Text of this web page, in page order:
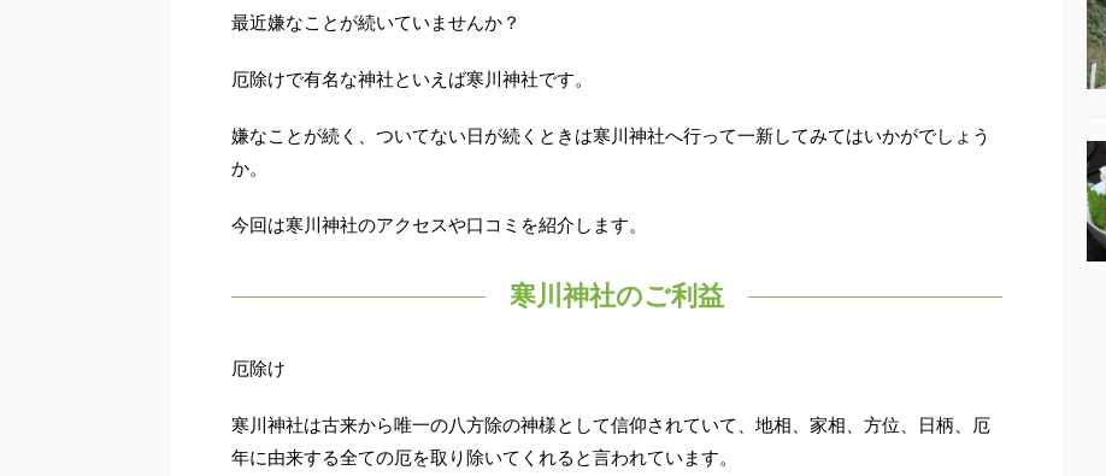
最近嫌なことが続いていませんか？
厄除けで有名な神社といえば寒川神社です。
嫌なことが続く、ついてない日が続くときは寒川神社へ行って一新してみてはいかがでしょう
か。
今回は寒川神社のアクセスや口コミを紹介します。
寒川神社のご利益
厄除け
寒川神社は古来から唯一の八方除の神様として信仰されていて、地相、家相、方位、日柄、厄
年に由来する全ての厄を取り除いてくれると言われています。